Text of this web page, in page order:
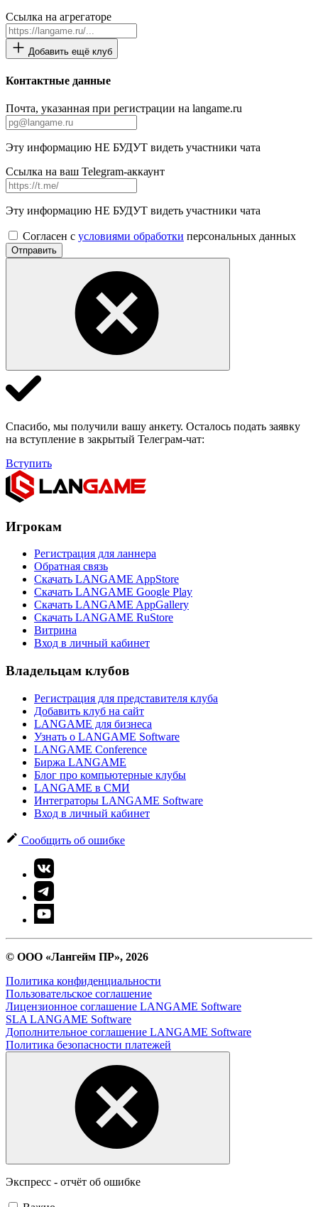
Ссылка на агрегаторе
Добавить ещё клуб
Контактные данные
Почта, указанная при регистрации на langame.ru
Эту информацию НЕ БУДУТ видеть участники чата
Ссылка на ваш Telegram-аккаунт
Эту информацию НЕ БУДУТ видеть участники чата
Согласен с условиями обработки персональных данных
Отправить
Спасибо, мы получили вашу анкету. Осталось подать заявку
на вступление в закрытый Телеграм-чат:
Вступить
Игрокам
Регистрация для ланнера
Обратная связь
Скачать LANGAME AppStore
Скачать LANGAME Google Play
Скачать LANGAME AppGallery
Скачать LANGAME RuStore
Витрина
Вход в личный кабинет
Владельцам клубов
Регистрация для представителя клуба
Добавить клуб на сайт
LANGAME для бизнеса
Узнать о LANGAME Software
LANGAME Conference
Биржа LANGAME
Блог про компьютерные клубы
LANGAME в СМИ
Интеграторы LANGAME Software
Вход в личный кабинет
Сообщить об ошибке
© ООО «Лангейм ПР», 2026
Политика конфиденциальности
Пользовательское соглашение
Лицензионное соглашение LANGAME Software
SLA LANGAME Software
Дополнительное соглашение LANGAME Software
Политика безопасности платежей
Экспресс - отчёт об ошибке